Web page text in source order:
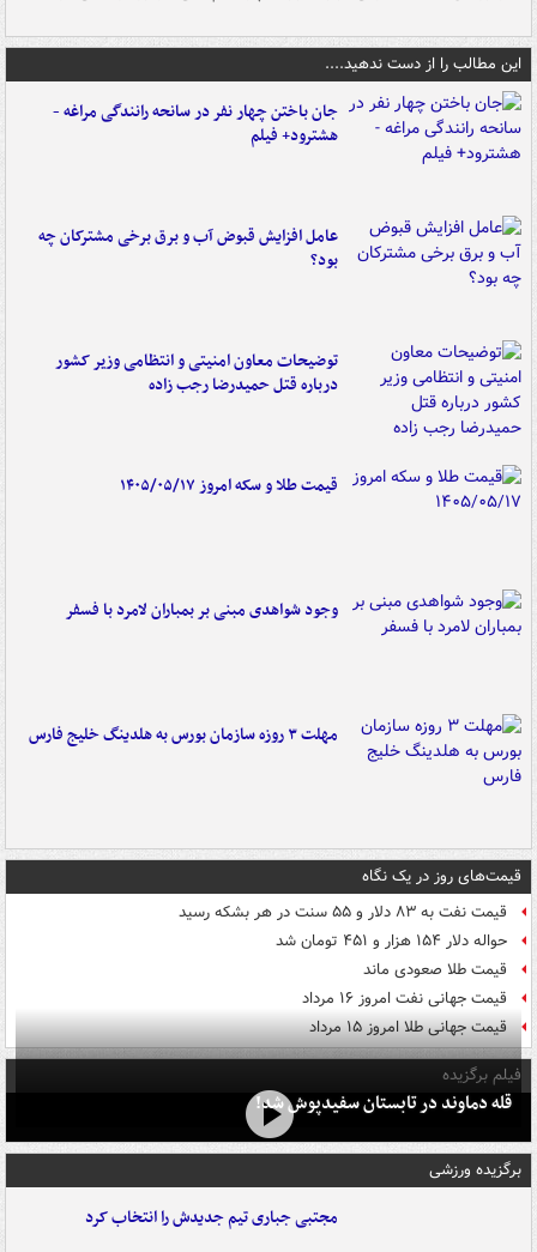
این مطالب را از دست ندهید....
جان باختن چهار نفر در سانحه رانندگی مراغه -
هشترود+ فیلم
عامل افزایش قبوض آب و برق برخی مشترکان چه
بود؟
توضیحات معاون امنیتی و انتظامی وزیر کشور
درباره قتل حمیدرضا رجب زاده
قیمت طلا و سکه امروز ۱۴۰۵/۰۵/۱۷
وجود شواهدی مبنی بر بمباران لامرد با فسفر
مهلت ۳ روزه سازمان بورس به هلدینگ خلیج فارس
قیمت‌های روز در یک نگاه
قیمت نفت به ۸۳ دلار و ۵۵ سنت در هر بشکه رسید
حواله دلار ۱۵۴ هزار و ۴۵۱ تومان شد
قیمت طلا صعودی ماند
قیمت جهانی نفت امروز ۱۶ مرداد
قیمت جهانی طلا امروز ۱۵ مرداد
فیلم برگزیده
قله دماوند در تابستان سفیدپوش شد!
برگزیده ورزشی
مجتبی جباری تیم جدیدش را انتخاب کرد